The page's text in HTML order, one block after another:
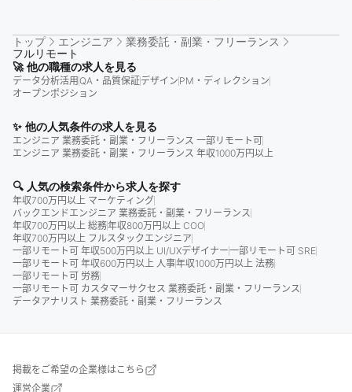
トップ エンジニア
業務委託・副業・フリーランス
フルリモート
🚀 他の職種の求人を見る
データ分析活用 QA・品質保証デザイン PM・ディレクション
オープンポジション
✨ 他の人気条件の求人を見る
エンジニア 業務委託・副業・フリーランス 一部リモート可
エンジニア 業務委託・副業・フリーランス 年収1000万円以上
🔍 人気の検索条件から求人を探す
年収700万円以上 マーケティング
バックエンドエンジニア 業務委託・副業・フリーランス
年収700万円以上 総務年収800万円以上 COO
年収700万円以上 フルスタックエンジニア
一部リモート可 年収500万円以上 UI/UXデザイナー一部リモート可 SRE
一部リモート可 年収600万円以上 人事年収1000万円以上 法務
一部リモート可 労務
一部リモート可 カスタマーサクセス 業務委託・副業・フリーランス
データアナリスト 業務委託・副業・フリーランス
掲載をご希望の企業様はこちら
運営企業